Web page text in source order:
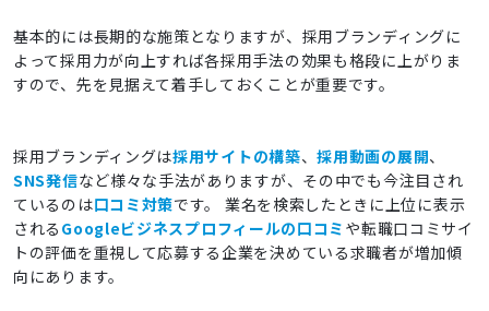
基本的には長期的な施策となりますが、採用ブランディングに
よって採用力が向上すれば各採用手法の効果も格段に上がりま
すので、先を見据えて着手しておくことが重要です。
採用ブランディングは採用サイトの構築、採用動画の展開、
SNS発信など様々な手法がありますが、その中でも今注目され
ているのは口コミ対策です。 業名を検索したときに上位に表示
される Googleビジネスプロフィールの口コミ や転職口コミサイ
トの評価を重視して応募する企業を決めている求職者が増加傾
向にあります。